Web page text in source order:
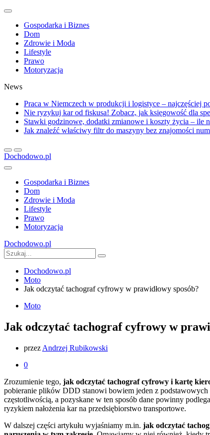
Gospodarka i Biznes
Dom
Zdrowie i Moda
Lifestyle
Prawo
Motoryzacja
News
Praca w Niemczech w produkcji i logistyce – najczęściej
Nie ryzykuj kar od fiskusa! Zobacz, jak księgowość dla
Stawki godzinowe, dodatki zmianowe i koszty życia – ile
Jak znaleźć właściwy filtr do maszyny bez znajomości
Dochodowo.pl
Gospodarka i Biznes
Dom
Zdrowie i Moda
Lifestyle
Prawo
Motoryzacja
Dochodowo.pl
Dochodowo.pl
Moto
Jak odczytać tachograf cyfrowy w prawidłowy sposób?
Moto
Jak odczytać tachograf cyfrowy w
przez Andrzej Rubikowski
0
Zrozumienie tego, jak odczytać tachograf cyfrowy i kartę
pobieranie plików DDD stanowi bowiem jeden z
częstotliwością, a pozyskane w ten sposób dane powinny
ryzykiem nałożenia kar na przedsiębiorstwo transportowe.
W dalszej części artykułu wyjaśniamy m.in. jak odczytać